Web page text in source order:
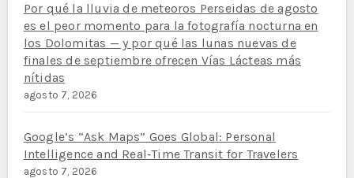
Por qué la lluvia de meteoros Perseidas de agosto
es el peor momento para la fotografía nocturna en
los Dolomitas — y por qué las lunas nuevas de
finales de septiembre ofrecen Vías Lácteas más
nítidas
agosto 7, 2026
Google’s “Ask Maps” Goes Global: Personal
Intelligence and Real‑Time Transit for Travelers
agosto 7, 2026